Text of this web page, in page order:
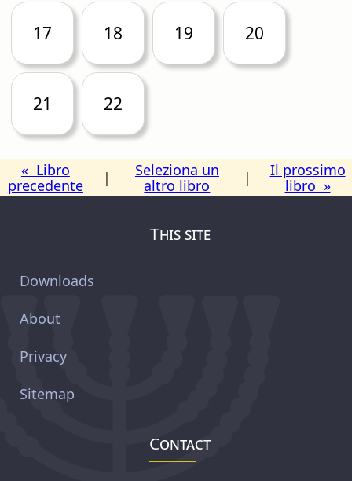
17 18 19 20
21 22
« Libro
precedente
|
Seleziona un
altro libro
|
Il prossimo
libro »
This site
Downloads
About
Privacy
Sitemap
Contact